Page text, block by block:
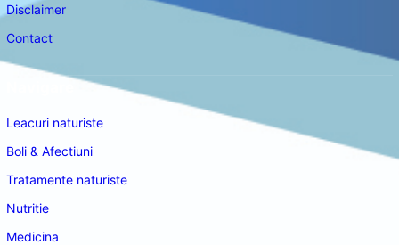
Disclaimer
Contact
Leacuri naturiste
Boli & Afectiuni
Tratamente naturiste
Nutritie
Medicina